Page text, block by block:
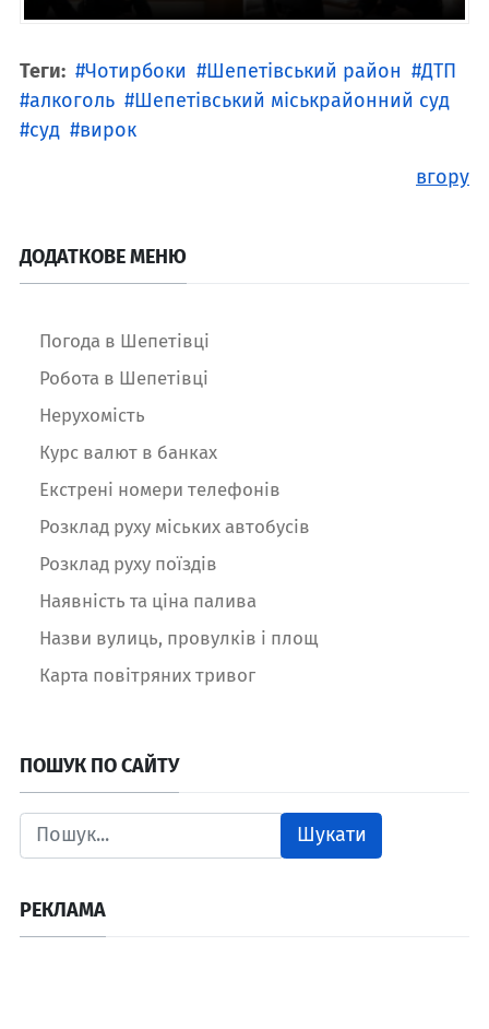
Теги: Чотирбоки Шепетівський район
ДТП
алкоголь
Шепетівський міськрайонний суд
суд
вирок
вгору
ДОДАТКОВЕ МЕНЮ
Погода в Шепетівці
Робота в Шепетівці
Нерухомість
Курс валют в банках
Екстрені номери телефонів
Розклад руху міських автобусів
Розклад руху поїздів
Наявність та ціна палива
Назви вулиць, провулків і площ
Карта повітряних тривог
ПОШУК ПО САЙТУ
Шукати
РЕКЛАМА